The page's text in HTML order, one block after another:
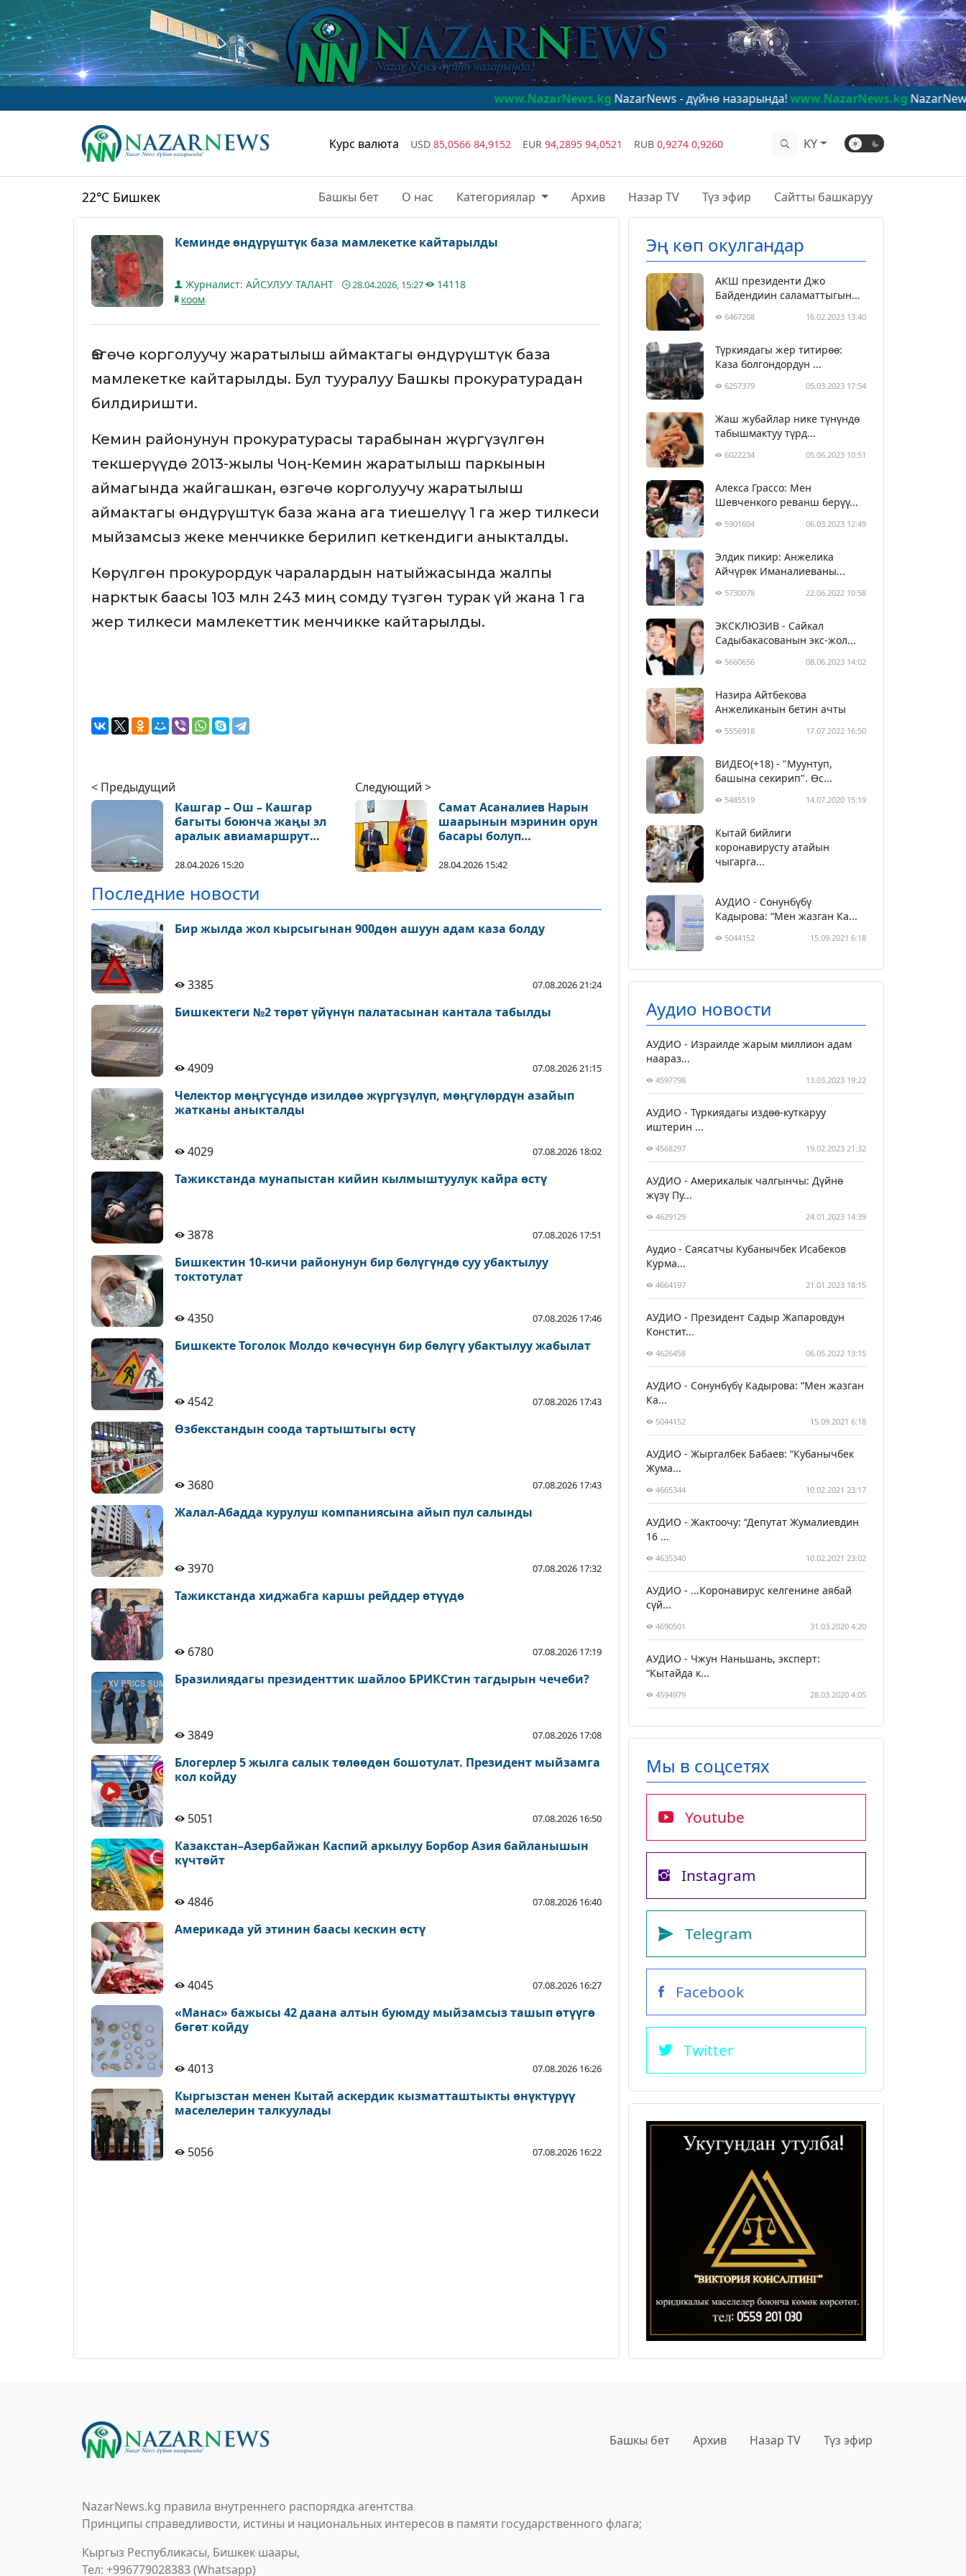
www.NazarNews.kgNazarNews - дүйнө назарында!www.NazarNews.kgNazarNews - в
Курс валюта USD 85,0566 84,9152 EUR 94,2895 94,0521 RUB 0,9274 0,9260 KY
22°C Бишкек Башкы бет О нас Категориялар Архив Назар TV Түз эфир Сайтты башкаруу
Кеминде өндүрүштүк база мамлекетке кайтарылды
Журналист: АЙСУЛУУ ТАЛАНТ 28.04.2026, 15:27
14118
коом
Өзгөчө корголуучу жаратылыш аймактагы өндүрүштүк база
мамлекетке кайтарылды. Бул тууралуу Башкы прокуратурадан
билдиришти.
Кемин районунун прокуратурасы тарабынан жүргүзүлгөн
текшерүүдө 2013-жылы Чоң-Кемин жаратылыш паркынын
аймагында жайгашкан, өзгөчө корголуучу жаратылыш
аймактагы өндүрүштүк база жана ага тиешелүү 1 га жер тилкеси
мыйзамсыз жеке менчикке берилип кеткендиги аныкталды.
Көрүлгөн прокурордук чаралардын натыйжасында жалпы
нарктык баасы 103 млн 243 миң сомду түзгөн турак үй жана 1 га
жер тилкеси мамлекеттик менчикке кайтарылды.
< Предыдущий
Кашгар – Ош – Кашгар
багыты боюнча жаңы эл
аралык авиамаршрут
28.04.2026 15:20
Следующий >
Самат Асаналиев Нарын
шаарынын мэринин орун
басары болуп
28.04.2026 15:42
Последние новости
Бир жылда жол кырсыгынан 900дөн ашуун адам каза болду
3385 07.08.2026 21:24
Бишкектеги №2 төрөт үйүнүн палатасынан кантала табылды
4909 07.08.2026 21:15
Челектор мөңгүсүндө изилдөө жүргүзүлүп, мөңгүлөрдүн азайып
жатканы аныкталды
4029 07.08.2026 18:02
Тажикстанда мунапыстан кийин кылмыштуулук кайра өстү
3878 07.08.2026 17:51
Бишкектин 10-кичи районунун бир бөлүгүндө суу убактылуу
токтотулат
4350 07.08.2026 17:46
Бишкекте Тоголок Молдо көчөсүнүн бир бөлүгү убактылуу жабылат
4542 07.08.2026 17:43
Өзбекстандын соода тартыштыгы өстү
3680 07.08.2026 17:43
Жалал-Абадда курулуш компаниясына айып пул салынды
3970 07.08.2026 17:32
Тажикстанда хиджабга каршы рейддер өтүүдө
6780 07.08.2026 17:19
Бразилиядагы президенттик шайлоо БРИКСтин тагдырын чечеби?
3849 07.08.2026 17:08
Блогерлер 5 жылга салык төлөөдөн бошотулат. Президент мыйзамга
кол койду
5051 07.08.2026 16:50
Казакстан–Азербайжан Каспий аркылуу Борбор Азия байланышын
күчтөйт
4846 07.08.2026 16:40
Америкада уй этинин баасы кескин өстү
4045 07.08.2026 16:27
«Манас» бажысы 42 даана алтын буюмду мыйзамсыз ташып өтүүгө
бөгөт койду
4013 07.08.2026 16:26
Кыргызстан менен Кытай аскердик кызматташтыкты өнүктүрүү
маселелерин талкуулады
5056 07.08.2026 16:22
Эң көп окулгандар
АКШ президенти Джо
Байдендиин саламаттыгын...
6467208 16.02.2023 13:40
Түркиядагы жер титирөө:
Каза болгондордун ...
6257379 05.03.2023 17:54
Жаш жубайлар нике түнүндө
табышмактуу түрд...
6022234 05.06.2023 10:51
Алекса Грассо: Мен
Шевченкого реванш берүү...
5901604 06.03.2023 12:49
Элдик пикир: Анжелика
Айчүрөк Иманалиеваны...
5730078 22.06.2022 10:58
ЭКСКЛЮЗИВ - Сайкал
Садыбакасованын экс-жол...
5660656 08.06.2023 14:02
Назира Айтбекова
Анжеликанын бетин ачты
5556918 17.07.2022 16:50
ВИДЕО(+18) - "Муунтуп,
башына секирип". Өс...
5485519 14.07.2020 15:19
Кытай бийлиги
коронавирусту атайын
чыгарга...
АУДИО - Сонунбүбү
Кадырова: “Мен жазган Ка...
5044152 15.09.2021 6:18
Аудио новости
АУДИО - Израилде жарым миллион адам
наараз...
4597798 13.03.2023 19:22
АУДИО - Түркиядагы издөө-куткаруу
иштерин ...
4568297 19.02.2023 21:32
АУДИО - Америкалык чалгынчы: Дүйнө
жүзү Пу...
4629129 24.01.2023 14:39
Аудио - Саясатчы Кубанычбек Исабеков
Курма...
4664197 21.01.2023 18:15
АУДИО - Президент Садыр Жапаровдун
Констит...
4626458 06.05.2022 13:15
АУДИО - Сонунбүбү Кадырова: “Мен жазган
Ка...
5044152 15.09.2021 6:18
АУДИО - Жыргалбек Бабаев: “Кубанычбек
Жума...
4665344 10.02.2021 23:17
АУДИО - Жактоочу: “Депутат Жумалиевдин
16 ...
4635340 10.02.2021 23:02
АУДИО - ...Коронавирус келгенине аябай
сүй...
4690501 31.03.2020 4:20
АУДИО - Чжун Наньшань, эксперт:
“Кытайда к...
4594979 28.03.2020 4:05
Мы в соцсетях
Youtube
Instagram
Telegram
Facebook
Twitter
Башкы бет Архив Назар TV Түз эфир
NazarNews.kg правила внутреннего распорядка агентства
Принципы справедливости, истины и национальных интересов в памяти государственного флага;
Кыргыз Республикасы, Бишкек шаары,
Тел: +996779028383 (Whatsapp)